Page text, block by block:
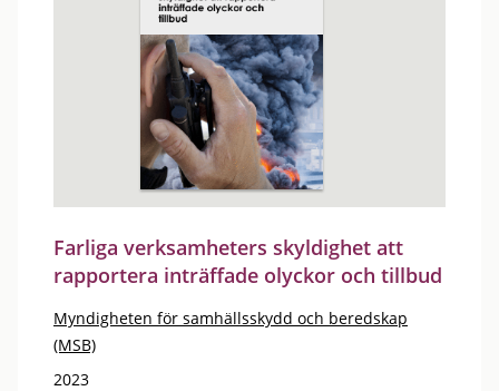
Farliga verksamheters skyldighet att
rapportera inträffade olyckor och tillbud
Myndigheten för samhällsskydd och beredskap
(MSB)
2023